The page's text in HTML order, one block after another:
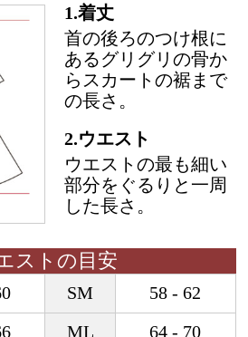
1.着丈
首の後ろのつけ根に
あるグリグリの骨か
らスカートの裾まで
の長さ。
2.ウエスト
ウエストの最も細い
部分をぐるりと一周
した長さ。
ストの目安
SM 58 - 62
ML 64 - 70